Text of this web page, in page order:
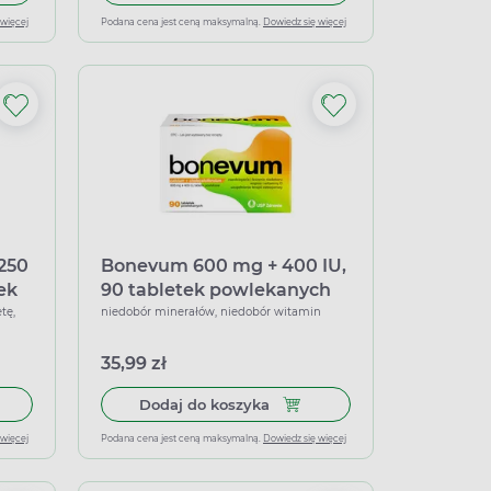
Podana cena jest ceną maksymalną. Dowiedz się więcej
20 tabletek musujących o smaku pomarańczowym
koszyka Aspar Espefa Premium 250 mg + 250 mg, 150
Bonevum 600 mg + 400 IU,
90 tabletek powlekanych
niedobór minerałów, niedobór witamin
35,99 zł
Dodaj do koszyka Dodaj do koszyka
Podana cena jest ceną maksymalną. Dowiedz się więcej